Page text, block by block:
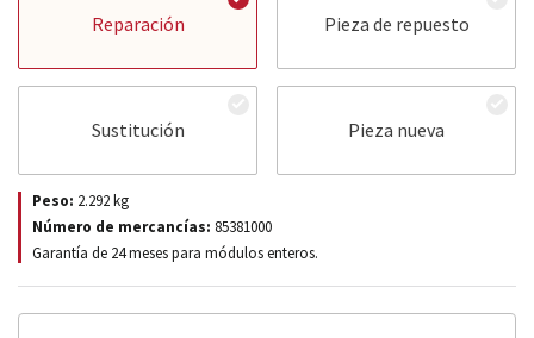
Reparación Pieza de repuesto
Sustitución Pieza nueva
Peso: 2.292kg
Número de mercancías: 85381000
Garantía de 24 meses para módulos enteros.